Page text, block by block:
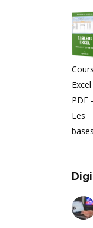
Cours
Excel
PDF -
Les
bases